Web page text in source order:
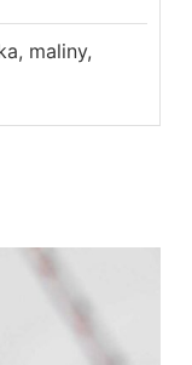
maliny,